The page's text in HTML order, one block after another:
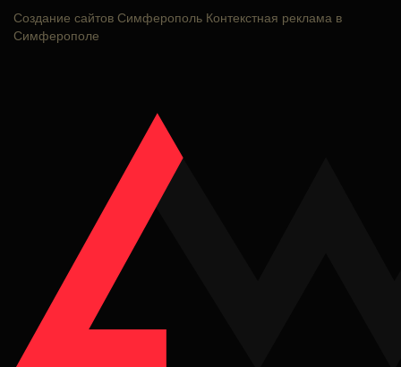
Создание сайтов Симферополь Контекстная реклама в
Симферополе